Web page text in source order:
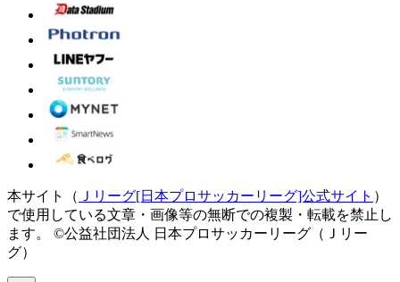
本サイト（ Ｊリーグ[日本プロサッカーリーグ]公式サイト ）
で使用している文章・画像等の無断での複製・転載を禁止し
ます。
©公益社団法人 日本プロサッカーリーグ（Ｊリー
グ）